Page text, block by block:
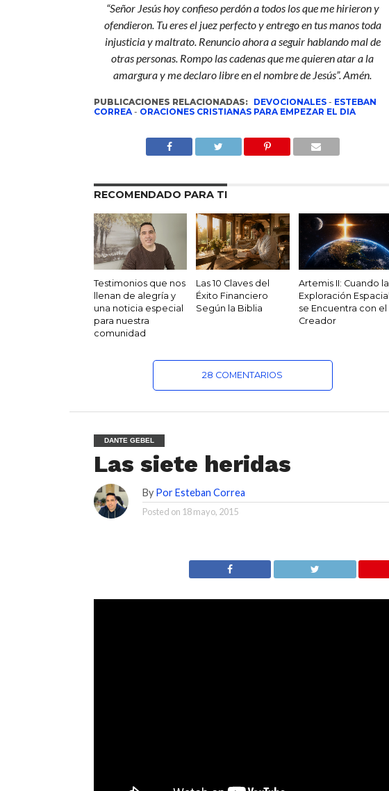
“Señor Jesús hoy confieso perdón a todos los que me hirieron y
ofendieron. Tu eres el juez perfecto y entrego en tus manos toda
injusticia y maltrato. Renuncio ahora a seguir hablando mal de
otras personas. Rompo las cadenas que me quieren atar a la
amargura y me declaro libre en el nombre de Jesús”. Amén.
PUBLICACIONES RELACIONADAS: DEVOCIONALES- ESTEBAN
CORREA- ORACIONES CRISTIANAS PARA EMPEZAR EL DIA
RECOMENDADO PARA TI
Testimonios que nos
llenan de alegría y
una noticia especial
para nuestra
comunidad
Las 10 Claves del
Éxito Financiero
Según la Biblia
Artemis II: Cuando la
Exploración Espacial
se Encuentra con el
Creador
28 COMENTARIOS
DANTE GEBEL
Las siete heridas
By Por Esteban Correa
Posted on 18 mayo, 2015